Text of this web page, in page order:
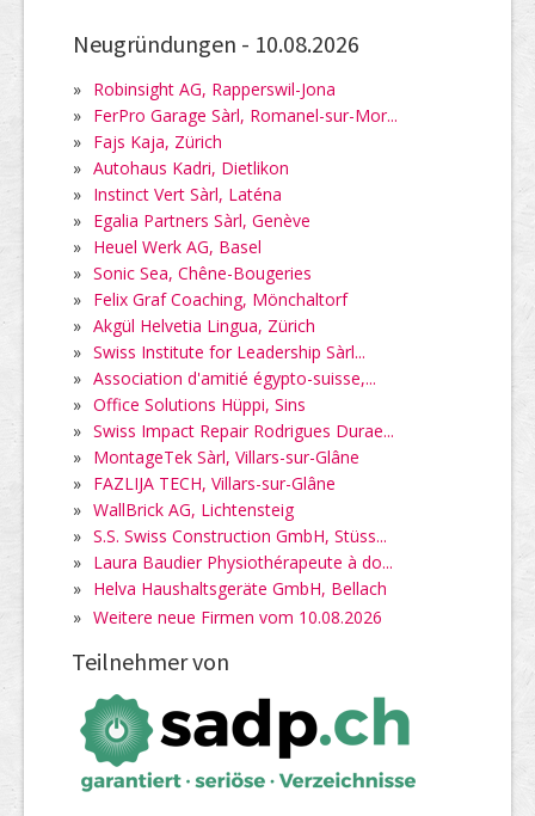
Neugründungen - 10.08.2026
» Robinsight AG, Rapperswil-Jona
» FerPro Garage Sàrl, Romanel-sur-Mor...
» Fajs Kaja, Zürich
» Autohaus Kadri, Dietlikon
» Instinct Vert Sàrl, Laténa
» Egalia Partners Sàrl, Genève
» Heuel Werk AG, Basel
» Sonic Sea, Chêne-Bougeries
» Felix Graf Coaching, Mönchaltorf
» Akgül Helvetia Lingua, Zürich
» Swiss Institute for Leadership Sàrl...
» Association d'amitié égypto-suisse,...
» Office Solutions Hüppi, Sins
» Swiss Impact Repair Rodrigues Durae...
» MontageTek Sàrl, Villars-sur-Glâne
» FAZLIJA TECH, Villars-sur-Glâne
» WallBrick AG, Lichtensteig
» S.S. Swiss Construction GmbH, Stüss...
» Laura Baudier Physiothérapeute à do...
» Helva Haushaltsgeräte GmbH, Bellach
» Weitere neue Firmen vom 10.08.2026
Teilnehmer von